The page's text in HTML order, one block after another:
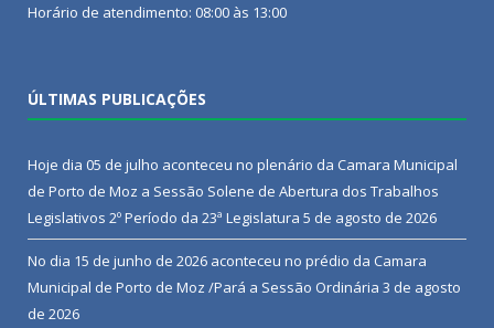
Horário de atendimento: 08:00 às 13:00
ÚLTIMAS PUBLICAÇÕES
Hoje dia 05 de julho aconteceu no plenário da Camara Municipal
de Porto de Moz a Sessão Solene de Abertura dos Trabalhos
Legislativos 2º Período da 23ª Legislatura 5 de agosto de 2026
No dia 15 de junho de 2026 aconteceu no prédio da Camara
Municipal de Porto de Moz /Pará a Sessão Ordinária 3 de agosto
de 2026